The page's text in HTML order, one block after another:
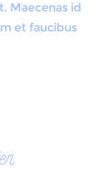
Maecenas id
et faucibus